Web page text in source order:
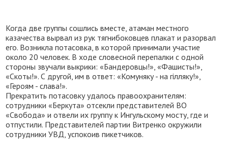
Когда две группы сошлись вместе, атаман местного
казачества вырвал из рук тягнибоковцев плакат и разорвал
его. Возникла потасовка, в которой принимали участие
около 20 человек. В ходе словесной перепалки с одной
стороны звучали выкрики: «Бандеровцы!», «Фашисты!»,
«Скоты!». С другой, им в ответ: «Комуняку - на гілляку!»,
«Героям - слава!».
Прекратить потасовку удалось правоохранителям:
сотрудники «Беркута» отсекли представителей ВО
«Свобода» и отвели их группу к Ингульскому мосту, где и
отпустили. Представителей партии Витренко окружили
сотрудники УВД, успокоив пикетчиков.